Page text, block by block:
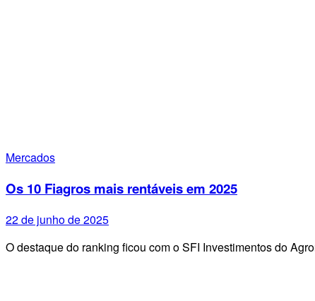
Mercados
Os 10 Fiagros mais rentáveis em 2025
22 de junho de 2025
O destaque do ranking ficou com o SFI Investimentos do